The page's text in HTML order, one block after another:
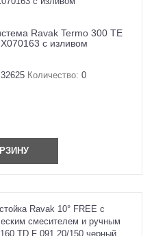
Ravak Termo 300 TE
с изливом
32625 Количество: 0